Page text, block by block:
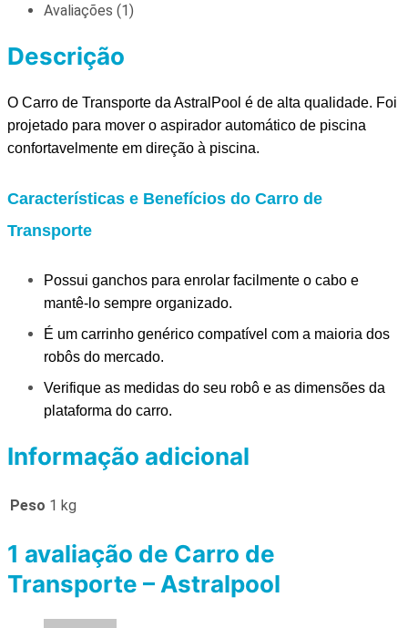
Avaliações (1)
Descrição
O Carro de Transporte da AstralPool é de alta qualidade. Foi
projetado para mover o aspirador automático de piscina
confortavelmente em direção à piscina.
Características e Benefícios do Carro de
Transporte
Possui ganchos para enrolar facilmente o cabo e
mantê-lo sempre organizado.
É um carrinho genérico compatível com a maioria dos
robôs do mercado.
Verifique as medidas do seu robô e as dimensões da
plataforma do carro.
Informação adicional
Peso 1 kg
1 avaliação de Carro de
Transporte – Astralpool